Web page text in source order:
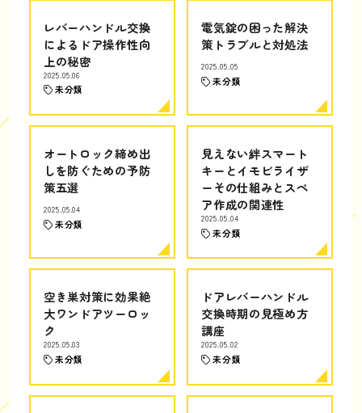
レバーハンドル交換
によるドア操作性向
上の秘密
2025.05.06
未分類
電気錠の困った解決
策トラブルと対処法
2025.05.05
未分類
オートロック締め出
しを防ぐための予防
策五選
2025.05.04
未分類
見えない絆スマート
キーとイモビライザ
ーその仕組みとスペ
ア作成の関連性
2025.05.04
未分類
空き巣対策に効果絶
大ワンドアツーロッ
ク
2025.05.03
未分類
ドアレバーハンドル
交換時期の見極め方
講座
2025.05.02
未分類